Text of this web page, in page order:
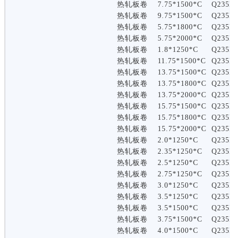
热轧板卷
7.75*1500*C
热轧板卷
9.75*1500*C
热轧板卷
5.75*1800*C
热轧板卷
5.75*2000*C
热轧板卷
1.8*1250*C
热轧板卷
11.75*1500*C
热轧板卷
13.75*1500*C
热轧板卷
13.75*1800*C
热轧板卷
13.75*2000*C
热轧板卷
15.75*1500*C
热轧板卷
15.75*1800*C
热轧板卷
15.75*2000*C
热轧板卷
2.0*1250*C
热轧板卷
2.35*1250*C
热轧板卷
2.5*1250*C
热轧板卷
2.75*1250*C
热轧板卷
3.0*1250*C
热轧板卷
3.5*1250*C
热轧板卷
3.5*1500*C
热轧板卷
3.75*1500*C
热轧板卷
4.0*1500*C